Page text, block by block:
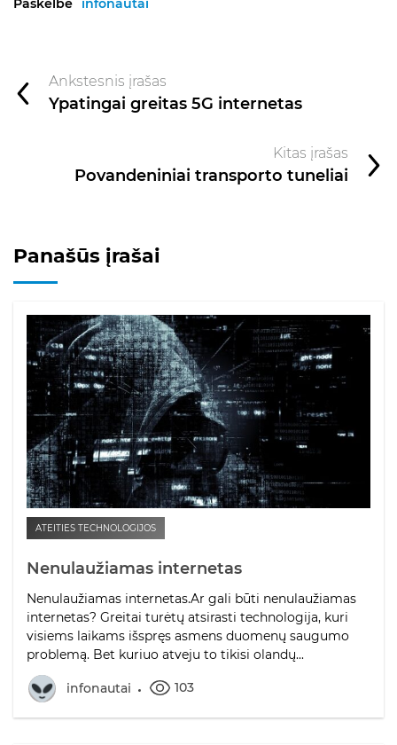
Paskelbė infonautai
Ankstesnis įrašas
Ypatingai greitas 5G internetas
Kitas įrašas
Povandeniniai transporto tuneliai
Panašūs įrašai
ATEITIES TECHNOLOGIJOS
Nenulaužiamas internetas
Nenulaužiamas internetas.Ar gali būti nenulaužiamas
internetas? Greitai turėtų atsirasti technologija, kuri
visiems laikams išspręs asmens duomenų saugumo
problemą. Bet kuriuo atveju to tikisi olandų...
infonautai 103